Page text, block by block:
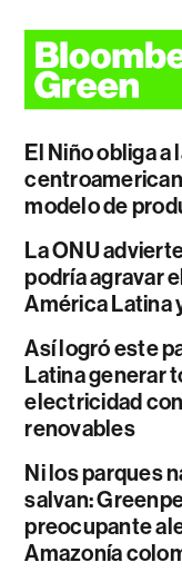
El Niño obliga
modelo de
La ONU
podría agravar
América Latina
Así logró este
Latina generar
electricidad
renovables
Ni los parques
salvan:
preocupante
Amazonía